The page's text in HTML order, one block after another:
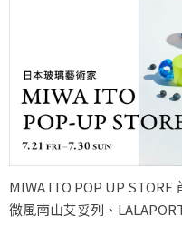
MIWA ITO POP UP STORE
微風南山艾妥列、